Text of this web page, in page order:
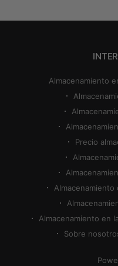
puedes utilizar
Almacenamiento
Precio
Almacenamiento en
Sobre